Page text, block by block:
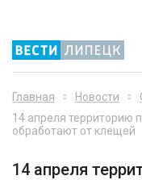
Главная Новости
14 апреля территорию
обработают от клещей
14 апреля